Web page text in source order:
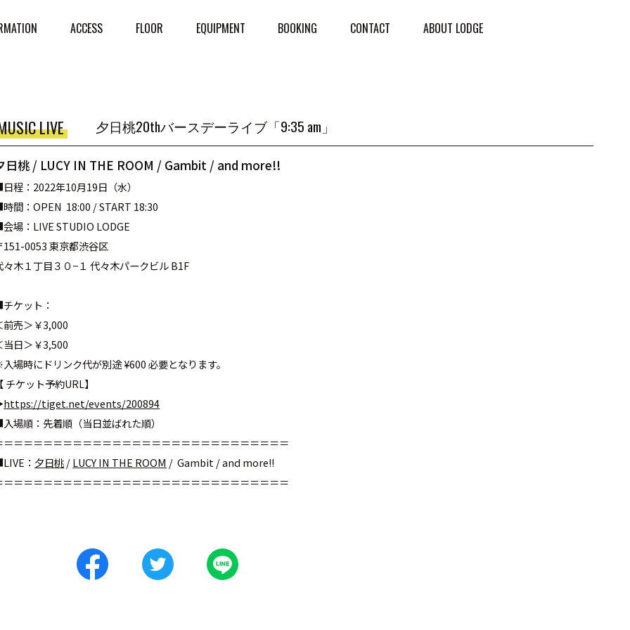
ACCESS FLOOR EQUIPMENT BOOKING CONTACT ABOUT LODGE
LIVE 夕日桃20thバースデーライブ「9:35 am」
日桃 / LUCY IN THE ROOM / Gambit / and more!!
日程： 2022年10月19日（水）
時間：OPEN 18:00 / START 18:30
会場： LIVE STUDIO LODGE
151-0053東京都渋谷区
々木１丁目３０−１ 代々木パークビルB1F
チケット：
前売＞￥3,000
当日＞￥3,500
入場時にドリンク代が別途¥600必要となります。
チケット予約URL】
https://tiget.net/events/200894
入場順：先着順（当日並ばれた順）
＝＝＝＝＝＝＝＝＝＝＝＝＝＝＝＝＝＝＝＝＝＝＝＝＝＝＝＝＝
LIVE ： 夕日桃/LUCY IN THE ROOM / Gambit / and more!!
＝＝＝＝＝＝＝＝＝＝＝＝＝＝＝＝＝＝＝＝＝＝＝＝＝＝＝＝＝